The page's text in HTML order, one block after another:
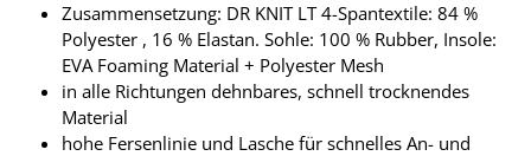
Zusammensetzung: DR KNIT LT 4-Spantextile: 84 %
Polyester , 16 % Elastan. Sohle: 100 % Rubber, Insole:
EVA Foaming Material + Polyester Mesh
in alle Richtungen dehnbares, schnell trocknendes
Material
hohe Fersenlinie und Lasche für schnelles An- und